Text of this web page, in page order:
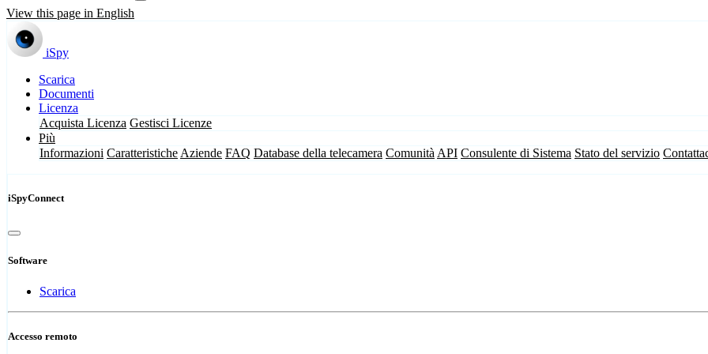
View this page in English
iSpy
Scarica
Documenti
Licenza
Acquista Licenza Gestisci Licenze
Più
Informazioni Caratteristiche Aziende FAQ Database della telecamera Comunità API Consulente di Sistema Stato del servizio
iSpyConnect
Software
Scarica
Accesso remoto